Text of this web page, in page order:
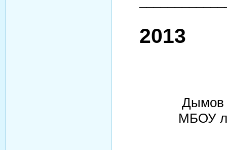
2013
Дымов
МБОУ